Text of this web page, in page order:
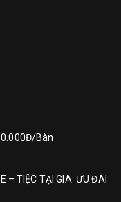
Bàn
– TIỆC TẠI GIA ƯU ĐÃI